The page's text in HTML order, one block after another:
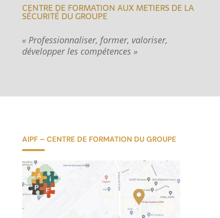
CENTRE DE FORMATION AUX METIERS DE LA
SÉCURITÉ DU GROUPE
« Professionnaliser, former, valoriser,
développer les compétences »
AIPF – CENTRE DE FORMATION DU GROUPE